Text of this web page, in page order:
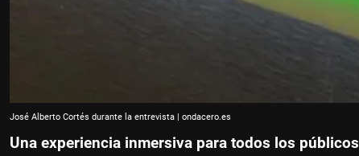
José Alberto Cortés durante la entrevista | ondacero.es
Una experiencia inmersiva para todos los públicos